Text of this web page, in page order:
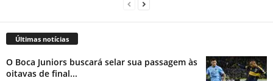
Últimas notícias
O Boca Juniors buscará selar sua passagem às
oitavas de final...